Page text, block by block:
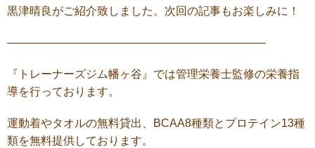
黒津晴良がご紹介致しました。次回の記事もお楽しみに！
———————————————————————
『トレーナーズジム幡ヶ谷』では管理栄養士監修の栄養指
導を行っております。
運動着やタオルの無料貸出、BCAA8種類とプロテイン13種
類を無料提供しております。